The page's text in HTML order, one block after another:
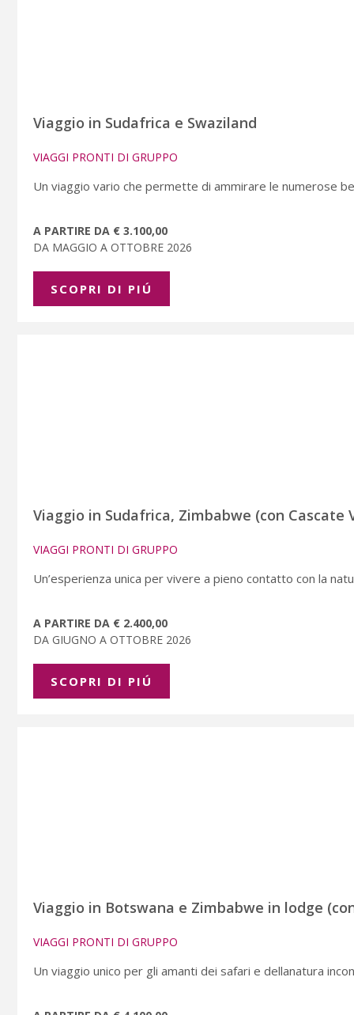
Viaggio in Sudafrica e Swaziland
VIAGGI PRONTI DI GRUPPO
Un viaggio vario che permette di ammirare le numerose
A PARTIRE DA € 3.100,00
DA MAGGIO A OTTOBRE 2026
SCOPRI DI PIÚ
Viaggio in Sudafrica, Zimbabwe (con
VIAGGI PRONTI DI GRUPPO
Un’esperienza unica per vivere a pieno contatto con la
A PARTIRE DA € 2.400,00
DA GIUGNO A OTTOBRE 2026
SCOPRI DI PIÚ
Viaggio in Botswana e Zimbabwe in lodge
VIAGGI PRONTI DI GRUPPO
Un viaggio unico per gli amanti dei safari e dellanatura